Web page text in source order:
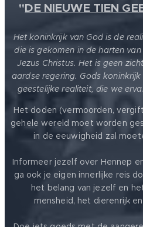
"DE NIEUWE TIEN
Het koninkrijk van God is de
die is gekomen in de harten
Jezus Christus. Het is geen
aardse regering. Gods
geestelijke realiteit, die we
Het doden (vermoorden,
gehele wereld moet worden
in de eeuwigheid zal
Informeer jezelf over Hennep
ga ook je eigen innerlijke reis
het belang van jezelf en
mensheid, het dierenrijk